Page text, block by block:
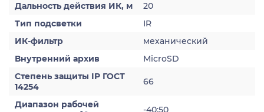
Дальность действия ИК, м
20
Тип подсветки
IR
ИК-фильтр
механический
Внутренний архив
MicroSD
Степень защиты IP ГОСТ
14254
66
Диапазон рабочей
-40:50